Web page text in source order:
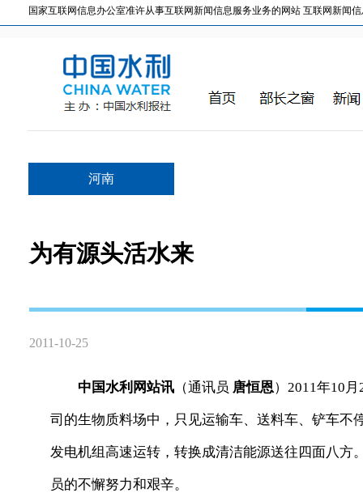
国家互联网信息办公室准许从事互联网新闻信息服务业务的网站 互联网新闻信
河南
为有源头活水来
2011-10-25
中国水利网站讯 （通讯员 唐恒恩）2011年10
司的生物质料场中，只见运输车、送料车、铲车
发电机组高速运转，转换成清洁能源送往四面八
员的不懈努力和艰辛。